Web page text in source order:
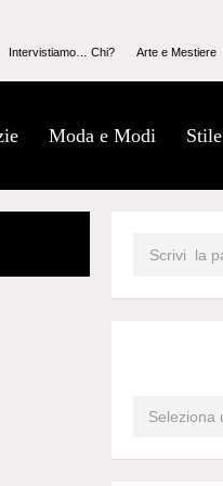
Intervistiamo… Chi? Arte e Mestiere
Moda e Modi Stile